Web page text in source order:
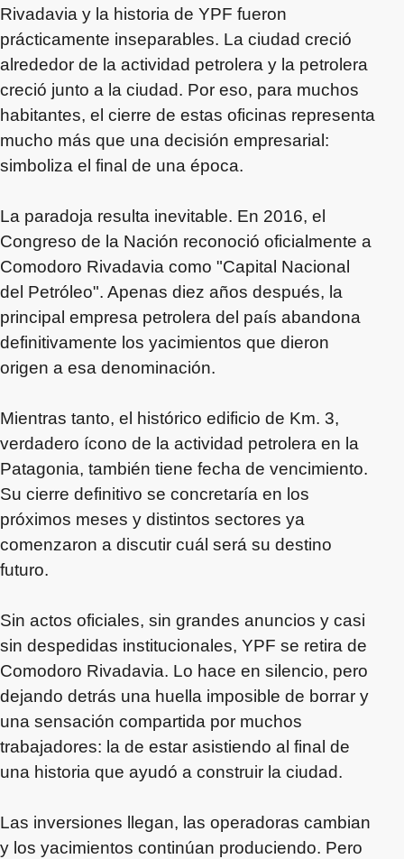
Rivadavia y la historia de YPF fueron
prácticamente inseparables. La ciudad creció
alrededor de la actividad petrolera y la petrolera
creció junto a la ciudad. Por eso, para muchos
habitantes, el cierre de estas oficinas representa
mucho más que una decisión empresarial:
simboliza el final de una época.
La paradoja resulta inevitable. En 2016, el
Congreso de la Nación reconoció oficialmente a
Comodoro Rivadavia como "Capital Nacional
del Petróleo". Apenas diez años después, la
principal empresa petrolera del país abandona
definitivamente los yacimientos que dieron
origen a esa denominación.
Mientras tanto, el histórico edificio de Km. 3,
verdadero ícono de la actividad petrolera en la
Patagonia, también tiene fecha de vencimiento.
Su cierre definitivo se concretaría en los
próximos meses y distintos sectores ya
comenzaron a discutir cuál será su destino
futuro.
Sin actos oficiales, sin grandes anuncios y casi
sin despedidas institucionales, YPF se retira de
Comodoro Rivadavia. Lo hace en silencio, pero
dejando detrás una huella imposible de borrar y
una sensación compartida por muchos
trabajadores: la de estar asistiendo al final de
una historia que ayudó a construir la ciudad.
Las inversiones llegan, las operadoras cambian
y los yacimientos continúan produciendo. Pero